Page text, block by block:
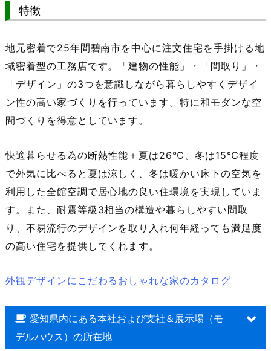
特徴
地元密着で25年間碧南市を中心に注文住宅を手掛ける地
域密着型の工務店です。「建物の性能」・「間取り」・
「デザイン」の3つを意識しながら暮らしやすくデザイ
ン性の高い家づくりを行っています。特に和モダンな空
間づくりを得意としています。
快適暮らせる為の断熱性能＋夏は26℃、冬は15℃程度
で外気に比べると夏は涼しく、冬は暖かい床下の空気を
利用した全館空調で居心地の良い住環境を実現していま
す。また、耐震等級3相当の構造や暮らしやすい間取
り、不易流行のデザインを取り入れ何年経っても満足度
の高い住宅を提供してくれます。
外観デザインにこだわるおしゃれな家のカタログ
愛知県内にある本社および支社＆展示場（モ
デルハウス）の所在地